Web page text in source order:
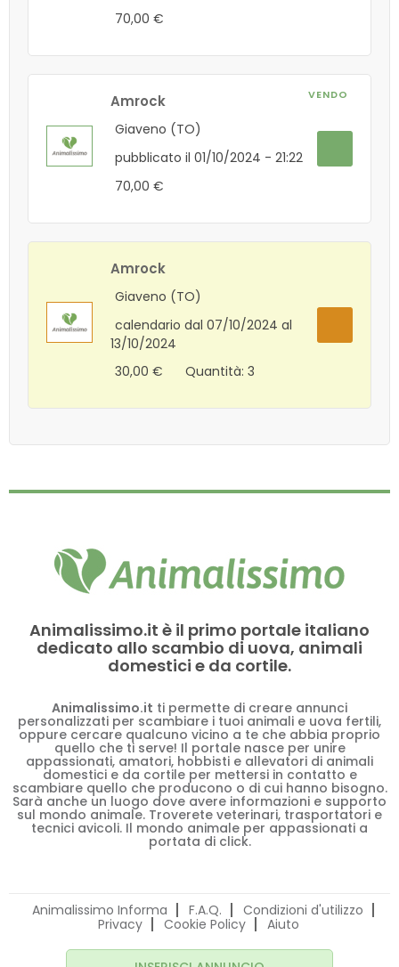
70,00 €
VENDO
Amrock
Giaveno (TO)
pubblicato il 01/10/2024 - 21:22
70,00 €
Amrock
Giaveno (TO)
calendario dal 07/10/2024 al
13/10/2024
30,00 €
Quantità: 3
Animalissimo.it è il primo portale italiano
dedicato allo scambio di uova, animali
domestici e da cortile.
Animalissimo.it ti permette di creare annunci
personalizzati per scambiare i tuoi animali e uova fertili,
oppure cercare qualcuno vicino a te che abbia proprio
quello che ti serve! Il portale nasce per unire
appassionati, amatori, hobbisti e allevatori di animali
domestici e da cortile per mettersi in contatto e
scambiare quello che producono o di cui hanno bisogno.
Sarà anche un luogo dove avere informazioni e supporto
sul mondo animale. Troverete veterinari, trasportatori e
tecnici avicoli. Il mondo animale per appassionati a
portata di click.
Animalissimo Informa F.A.Q.
Condizioni d'utilizzo
Privacy
Cookie Policy Aiuto